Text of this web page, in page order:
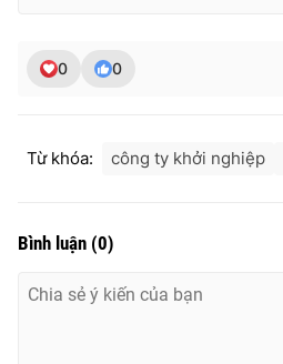
0 0
Từ khóa: công ty khởi nghiệp
Bình luận (0)